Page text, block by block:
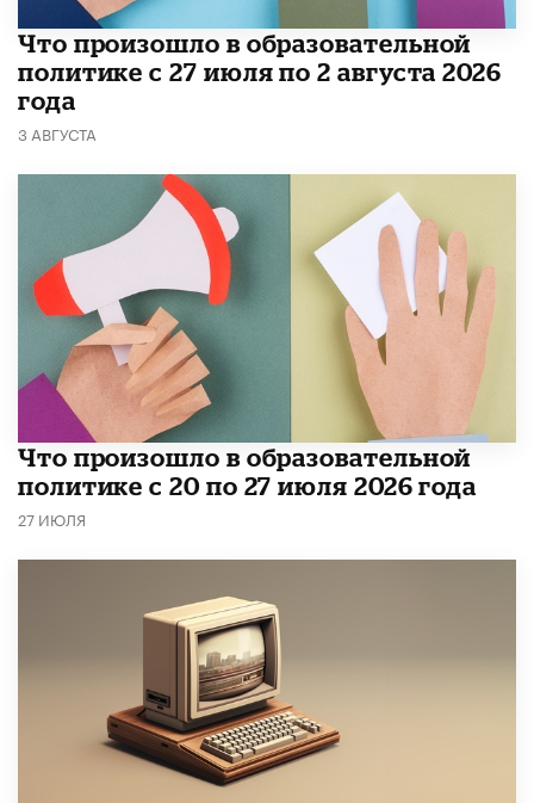
​Что произошло в образовательной
политике с 27 июля по 2 августа 2026
года
3 АВГУСТА
​Что произошло в образовательной
политике с 20 по 27 июля 2026 года
27 ИЮЛЯ